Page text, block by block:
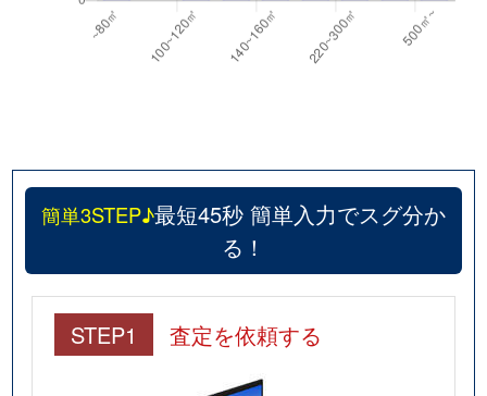
簡単3STEP♪最短45秒 簡単入力でスグ分か
る！
STEP1 査定を依頼する